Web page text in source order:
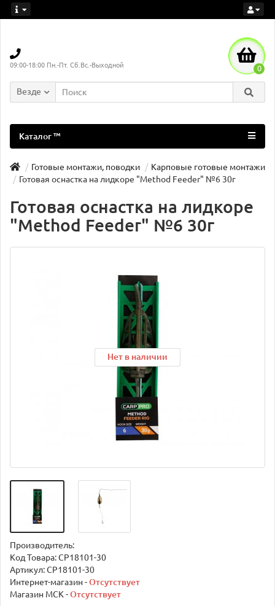
09:00-18:00 Пн.-Пт. Сб.Вс.-Выходной 0
Везде
Каталог ™
Готовые монтажи, поводки
Карповые готовые монтажи
Готовая оснастка на лидкоре "Method Feeder" №6 30г
Готовая оснастка на лидкоре
"Method Feeder" №6 30г
Нет в наличии
Нет в наличии
Нет в наличии
Производитель:
Код Товара:CP18101-30
Артикул: CP18101-30
Интернет-магазин -Отсутствует
Магазин МСК -Отсутствует